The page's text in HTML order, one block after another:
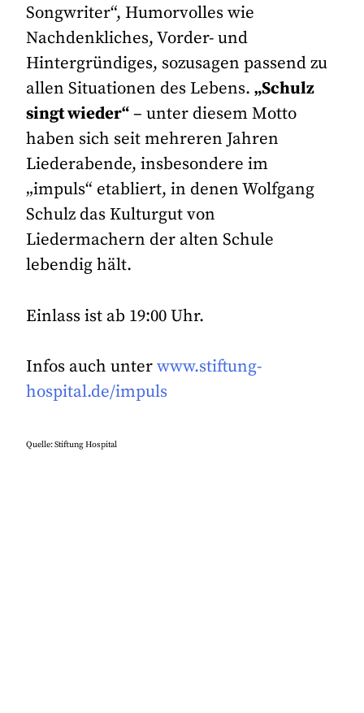
Songwriter“, Humorvolles wie
Nachdenkliches, Vorder- und
Hintergründiges, sozusagen passend zu
allen Situationen des Lebens.„Schulz
singt wieder“– unter diesem Motto
haben sich seit mehreren Jahren
Liederabende, insbesondere im
„impuls“ etabliert, in denen Wolfgang
Schulz das Kulturgut von
Liedermachern der alten Schule
lebendig hält.
Einlass ist ab 19:00 Uhr.
Infos auch unterwww.stiftung-
hospital.de/impuls
Quelle: Stiftung Hospital